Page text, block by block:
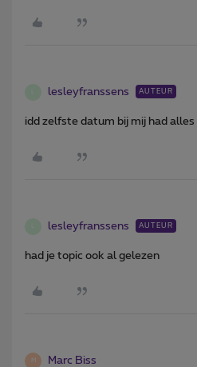
lesleyfranssens AUTEUR
idd zelfste datum bij mij had
lesleyfranssens AUTEUR
had je topic ook al gelezen
M Marc Biss